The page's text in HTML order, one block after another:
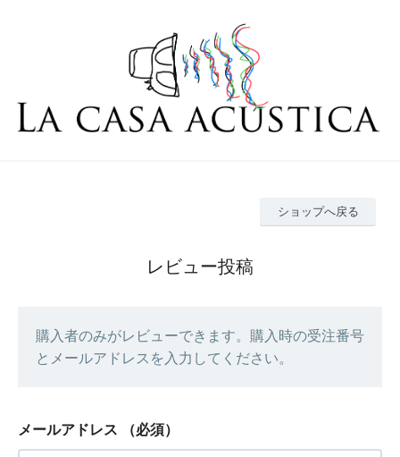
ショップへ戻る
レビュー投稿
購入者のみがレビューできます。購入時の受注番号
とメールアドレスを入力してください。
メールアドレス （必須）